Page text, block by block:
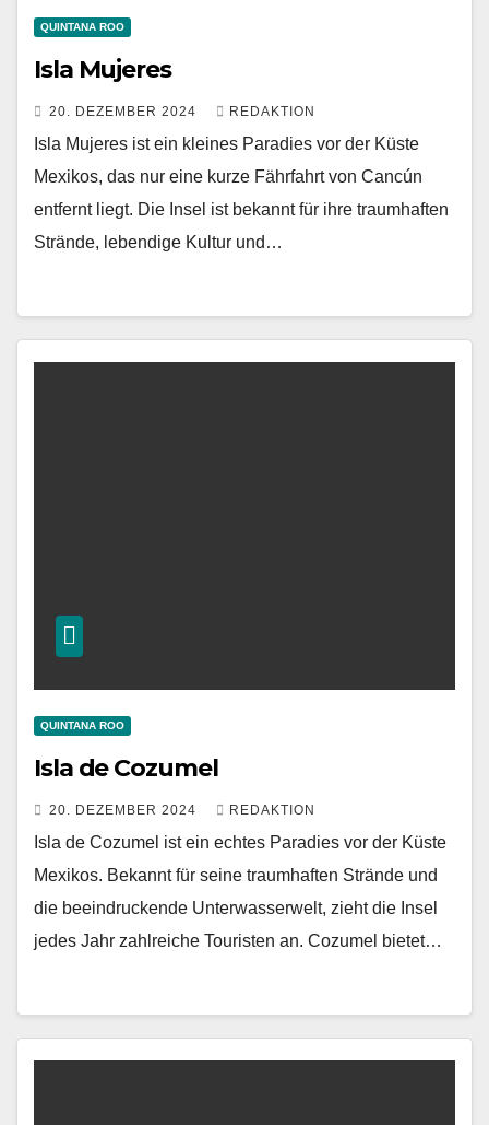
QUINTANA ROO
Isla Mujeres
20. DEZEMBER 2024 REDAKTION
Isla Mujeres ist ein kleines Paradies vor der Küste
Mexikos, das nur eine kurze Fährfahrt von Cancún
entfernt liegt. Die Insel ist bekannt für ihre traumhaften
Strände, lebendige Kultur und…
QUINTANA ROO
Isla de Cozumel
20. DEZEMBER 2024 REDAKTION
Isla de Cozumel ist ein echtes Paradies vor der Küste
Mexikos. Bekannt für seine traumhaften Strände und
die beeindruckende Unterwasserwelt, zieht die Insel
jedes Jahr zahlreiche Touristen an. Cozumel bietet…